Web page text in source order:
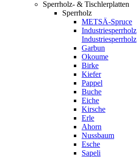
Sperrholz- & Tischlerplatten
Sperrholz
METSÄ-Spruce
Industriesperrholz
Industriesperrholz
Garbun
Okoume
Birke
Kiefer
Pappel
Buche
Eiche
Kirsche
Erle
Ahorn
Nussbaum
Esche
Sapeli